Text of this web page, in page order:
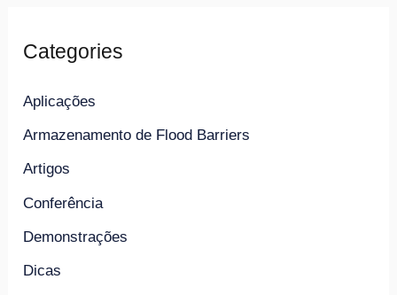
Categories
Aplicações
Armazenamento de Flood Barriers
Artigos
Conferência
Demonstrações
Dicas